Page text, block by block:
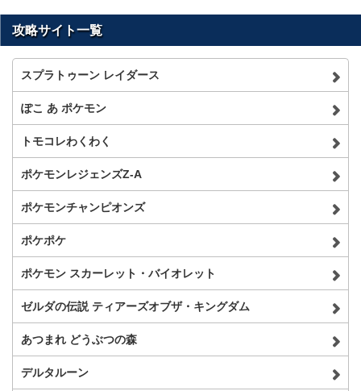
攻略サイト一覧
スプラトゥーン レイダース
ぽこ あ ポケモン
トモコレわくわく
ポケモンレジェンズZ-A
ポケモンチャンピオンズ
ポケポケ
ポケモン スカーレット・バイオレット
ゼルダの伝説 ティアーズオブザ・キングダム
あつまれ どうぶつの森
デルタルーン